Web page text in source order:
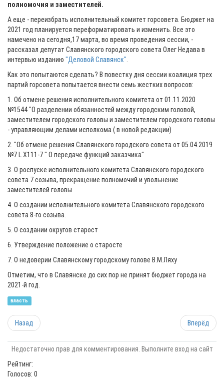
полномочия и заместителей.
А еще - переизбрать исполнительный комитет горсовета. Бюджет на
2021 год планируется переформатировать и изменить. Все это
намечено на сегодня,17 марта, во время проведения сессии, -
рассказал депутат Славянского городского совета Олег Недава в
интервью изданию "Деловой Славянск"
Как это попытаются сделать? В повестку дня сессии коалиция трех
партий горсовета попытается внести семь жестких вопросов:
1. Об отмене решения исполнительного комитета от 01.11.2020
№1544 "О разделении обязанностей между городским головой,
заместителем городского головы и заместителем городского головы
- управляющим делами исполкома ( в новой редакции)
2. "Об отмене решения Славянского городского совета от 05.04.2019
№7 L Х111-7 " О передаче функций заказчика"
3. О роспуске исполнительного комитета Славянского городского
совета 7 созыва, прекращение полномочий и увольнение
заместителей головы
4. О создании исполнительного комитета Славянского городского
совета 8-го созыва.
5. О создании округов старост
6. Утверждение положение о старосте
7. О недоверии Славянскому городскому голове В.М.Ляху
Отметим, что в Славянске до сих пор не принят бюджет города на
2021-й год.
власть
Назад Вперёд
Недостаточно прав для комментирования. Выполните вход на сайт
Рейтинг:
Голосов: 0